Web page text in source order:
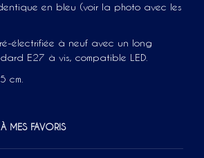
en bleu (voir la photo avec les
électrifiée à neuf avec un long
E27 à vis, compatible LED.
cm.
MES FAVORIS